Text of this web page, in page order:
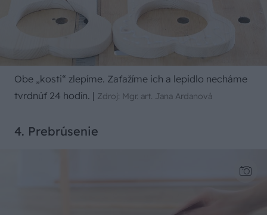
Obe „kosti“ zlepíme. Zaťažíme ich a lepidlo necháme
tvrdnúť 24 hodín. | Zdroj: Mgr. art. Jana Ardanová
4. Prebrúsenie